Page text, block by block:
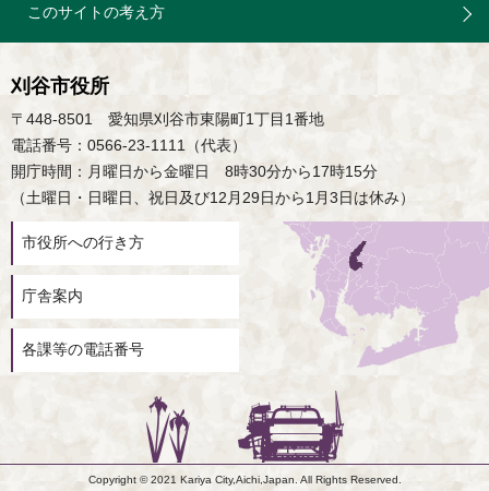
このサイトの考え方
刈谷市役所
〒448-8501 愛知県刈谷市東陽町1丁目1番地
電話番号：0566-23-1111（代表）
開庁時間：月曜日から金曜日 8時30分から17時15分
（土曜日・日曜日、祝日及び12月29日から1月3日は休み）
市役所への行き方
庁舎案内
各課等の電話番号
Copyright © 2021 Kariya City,Aichi,Japan. All Rights Reserved.